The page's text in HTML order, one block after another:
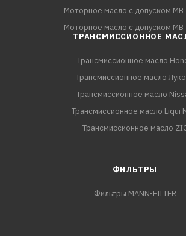
Моторное масло с допуском MB
Моторное масло с допуском MB
ТРАНСМИССИОННОЕ
Трансмиссионное масло
Трансмиссионное масло
Трансмиссионное масло
Трансмиссионное масло Liqui
Трансмиссионное масло
ФИЛЬТРЫ
Фильтры MANN-FILTER